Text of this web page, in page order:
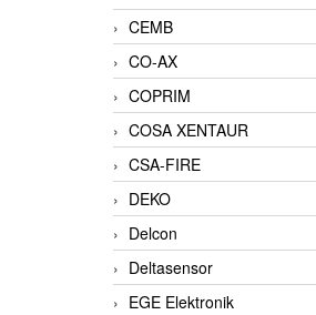
CEMB
CO-AX
COPRIM
COSA XENTAUR
CSA-FIRE
DEKO
Delcon
Deltasensor
EGE Elektronik